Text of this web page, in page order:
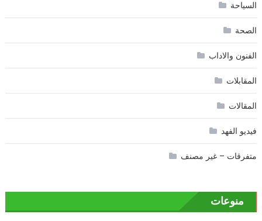
السياحة
الصحة
الفنون والاداب
المقابلات
المقالات
فيديو الفهد
متفرقات – غير مصنف
منوعات